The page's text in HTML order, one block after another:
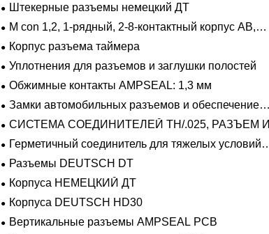
Штекерные разъемы немецкий ДТ
M con 1,2, 1-рядный, 2-8-контактный корпус AB,
герметичный
Корпус разъема таймера
Уплотнения для разъемов и заглушки полостей
Обжимные контакты AMPSEAL: 1,3 мм
Замки автомобильных разъемов и обеспечение
положения
СИСТЕМА СОЕДИНИТЕЛЕЙ TH/.025, РАЗЪЕМ И
ВКЛАДЫШ
Герметичный соединитель для тяжелых условий
эксплуатации Фиксирующие направляющие серии
Разъемы DEUTSCH DT
Корпуса НЕМЕЦКИЙ ДТ
Корпуса DEUTSCH HD30
Вертикальные разъемы AMPSEAL PCB